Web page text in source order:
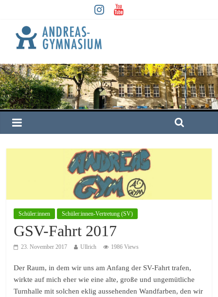
Schüler:innen Schüler:innen-Vertretung (SV)
GSV-Fahrt 2017
23. November 2017 Ullrich 1986 Views
Der Raum, in dem wir uns am Anfang der SV-Fahrt trafen,
wirkte auf mich eher wie eine alte, große und ungemütliche
Turnhalle mit solchen eklig aussehenden Wandfarben, den wir